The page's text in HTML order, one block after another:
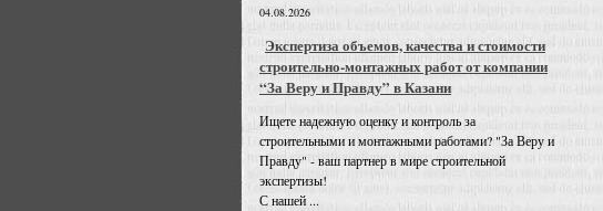
04.08.2026
Экспертиза объемов, качества и стоимости
строительно-монтажных работ от компании
“За Веру и Правду” в Казани
Ищете надежную оценку и контроль за
строительными и монтажными работами? "За Веру и
Правду" - ваш партнер в мире строительной
экспертизы!
С нашей ...